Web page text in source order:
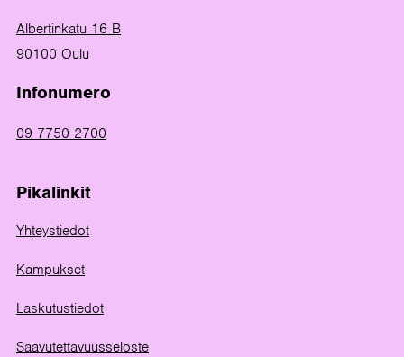
Albertinkatu 16 B
90100 Oulu
Infonumero
09 7750 2700
Pikalinkit
Yhteystiedot
Kampukset
Laskutustiedot
Saavutettavuusseloste